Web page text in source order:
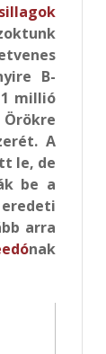
B-
millió
A
le, de
be a
arra
nak